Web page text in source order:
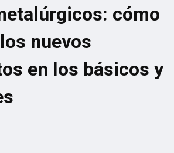
cómo
nuevos
en los básicos y